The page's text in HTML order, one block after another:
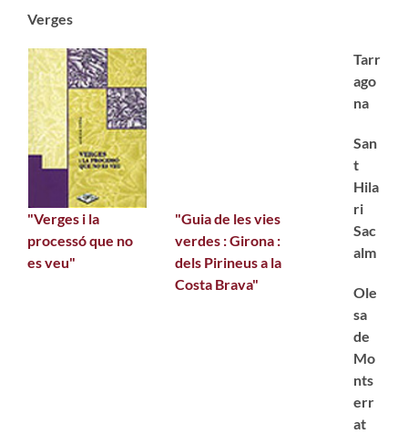
Verges
"Verges i la
processó que no
es veu"
"Guia de les vies
verdes : Girona :
dels Pirineus a la
Costa Brava"
Tarr
ago
na
San
t
Hila
ri
Sac
alm
Ole
sa
de
Mo
nts
err
at